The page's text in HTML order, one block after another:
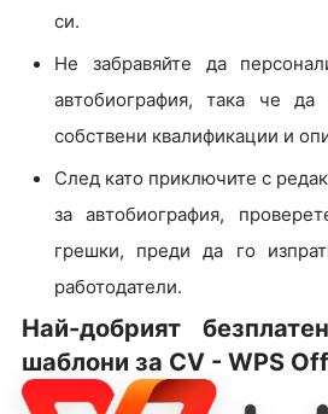
си.
Не забравяйте да
автобиография, така че да
собствени квалификации и
След като приключите с
за автобиография,
грешки, преди да го
работодатели.
Най-добрият
шаблони за CV - WPS